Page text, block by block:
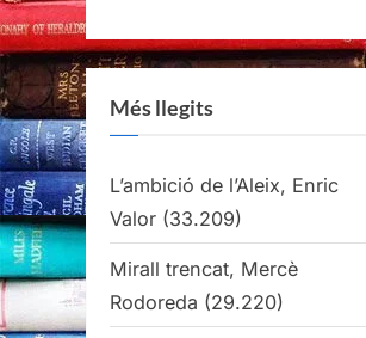
Més llegits
L’ambició de l’Aleix, Enric
Valor (33.209)
Mirall trencat, Mercè
Rodoreda (29.220)